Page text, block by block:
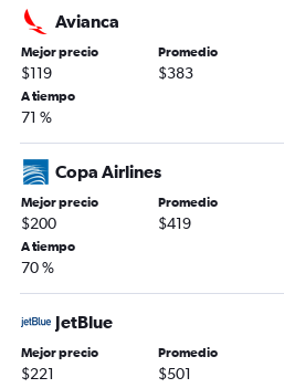
Avianca
Mejor precio
$119
Promedio
$383
A tiempo
71 %
Copa Airlines
Mejor precio
$200
Promedio
$419
A tiempo
70 %
JetBlue
Mejor precio
$221
Promedio
$501